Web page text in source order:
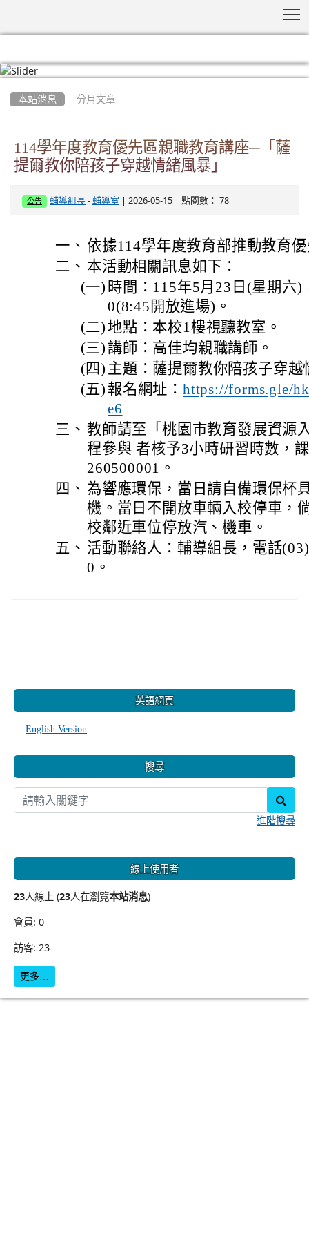
本站消息 分月文章
114學年度教育優先區親職教育講座─「薩
提爾教你陪孩子穿越情緒風暴」
公告 輔導組長 -輔導室 | 2026-05-15 | 點閱數： 78
一、 依據114學年度教育部推動教育
二、 本活動相關訊息如下：
(一) 時間：115年5月23日(星期六)
0(8:45開放進場)。
(二)地點：本校1樓視聽教室。
(三)講師：高佳均親職講師。
(四) 主題：薩提爾教你陪孩子穿越
(五) 報名網址： https://forms.gle/
e6
三、 教師請至「桃園市教育發展資源
程參與 者核予3小時研習時數，
260500001。
四、 為響應環保，當日請自備環保杯
機。當日不開放車輛入校停車，
校鄰近車位停放汽、機車。
五、 活動聯絡人：輔導組長，電話
0。
英語網頁
English Version
搜尋
進階搜尋
線上使用者
23人線上 (23人在瀏覽本站消息)
會員: 0
訪客: 23
更多…